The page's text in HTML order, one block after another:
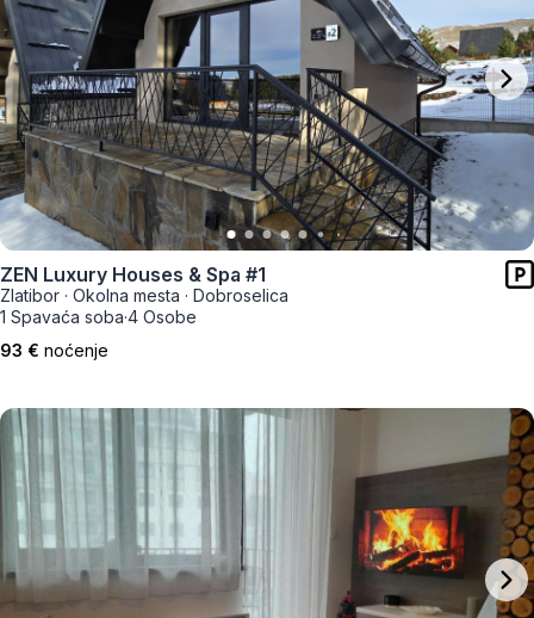
ZEN Luxury Houses & Spa #1
Zlatibor · Okolna mesta · Dobroselica
1 Spavaća soba·4 Osobe
93 € noćenje